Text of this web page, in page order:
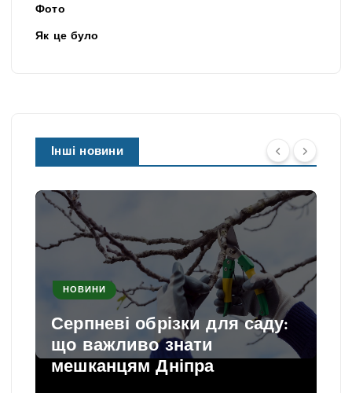
Фото
Як це було
Інші новини
НОВИНИ
Серпневі обрізки для саду:
що важливо знати
мешканцям Дніпра